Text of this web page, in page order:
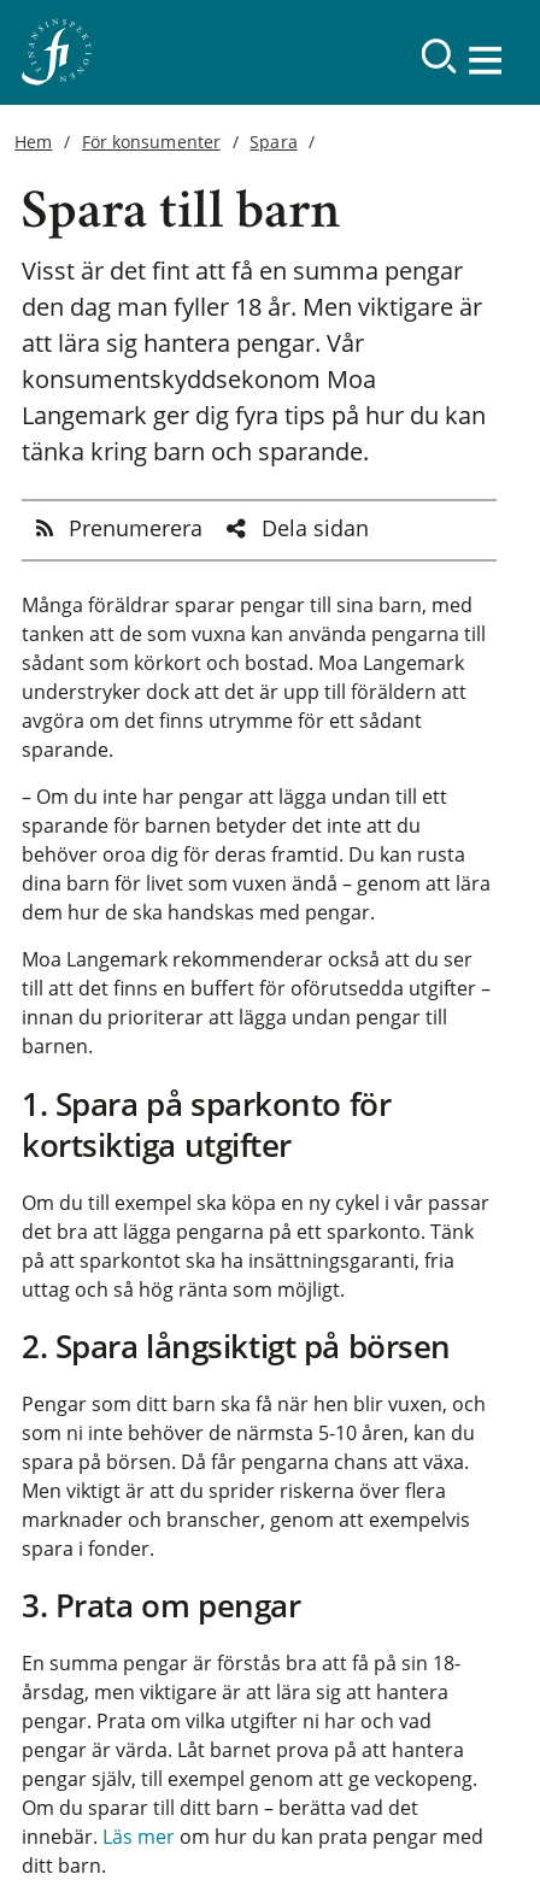
Hem För konsumenter Spara
Spara till barn
Visst är det fint att få en summa pengar
den dag man fyller 18 år. Men viktigare är
att lära sig hantera pengar. Vår
konsumentskyddsekonom Moa
Langemark ger dig fyra tips på hur du kan
tänka kring barn och sparande.
Prenumerera Dela sidan
Många föräldrar sparar pengar till sina barn, med
tanken att de som vuxna kan använda pengarna till
sådant som körkort och bostad. Moa Langemark
understryker dock att det är upp till föräldern att
avgöra om det finns utrymme för ett sådant
sparande.
– Om du inte har pengar att lägga undan till ett
sparande för barnen betyder det inte att du
behöver oroa dig för deras framtid. Du kan rusta
dina barn för livet som vuxen ändå – genom att lära
dem hur de ska handskas med pengar.
Moa Langemark rekommenderar också att du ser
till att det finns en buffert för oförutsedda utgifter –
innan du prioriterar att lägga undan pengar till
barnen.
1. Spara på sparkonto för
kortsiktiga utgifter
Om du till exempel ska köpa en ny cykel i vår passar
det bra att lägga pengarna på ett sparkonto. Tänk
på att sparkontot ska ha insättningsgaranti, fria
uttag och så hög ränta som möjligt.
2. Spara långsiktigt på börsen
Pengar som ditt barn ska få när hen blir vuxen, och
som ni inte behöver de närmsta 5-10 åren, kan du
spara på börsen. Då får pengarna chans att växa.
Men viktigt är att du sprider riskerna över flera
marknader och branscher, genom att exempelvis
spara i fonder.
3. Prata om pengar
En summa pengar är förstås bra att få på sin 18-
årsdag, men viktigare är att lära sig att hantera
pengar. Prata om vilka utgifter ni har och vad
pengar är värda. Låt barnet prova på att hantera
pengar själv, till exempel genom att ge veckopeng.
Om du sparar till ditt barn – berätta vad det
innebär. Läs mer om hur du kan prata pengar med
ditt barn.